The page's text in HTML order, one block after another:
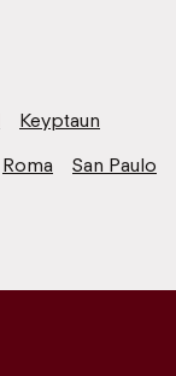
Keyptaun
Roma
San Paulo